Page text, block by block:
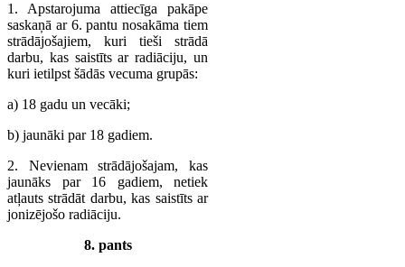
1. Apstarojuma attiecīga pakāpe
saskaņā ar 6. pantu nosakāma tiem
strādājošajiem, kuri tieši strādā
darbu, kas saistīts ar radiāciju, un
kuri ietilpst šādās vecuma grupās:
a) 18 gadu un vecāki;
b) jaunāki par 18 gadiem.
2. Nevienam strādājošajam, kas
jaunāks par 16 gadiem, netiek
atļauts strādāt darbu, kas saistīts ar
jonizējošo radiāciju.
8. pants